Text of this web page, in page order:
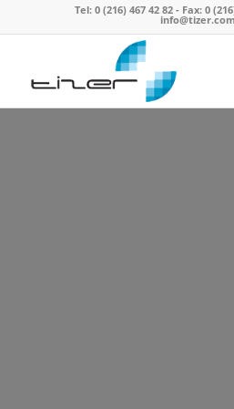
Tel: 0 (216) 467 42 82 - Fax: 0